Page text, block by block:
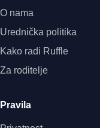
O nama
Urednička politika
Kako radi Ruffle
Za roditelje
Pravila